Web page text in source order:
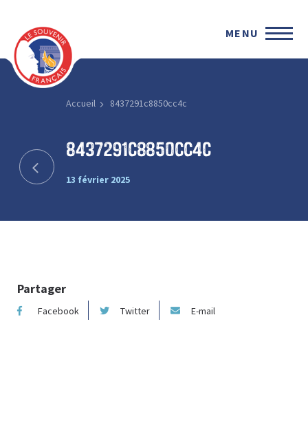
MENU
Accueil 8437291c8850cc4c
8437291c8850cc4c
13 février 2025
Partager
Facebook Twitter E-mail